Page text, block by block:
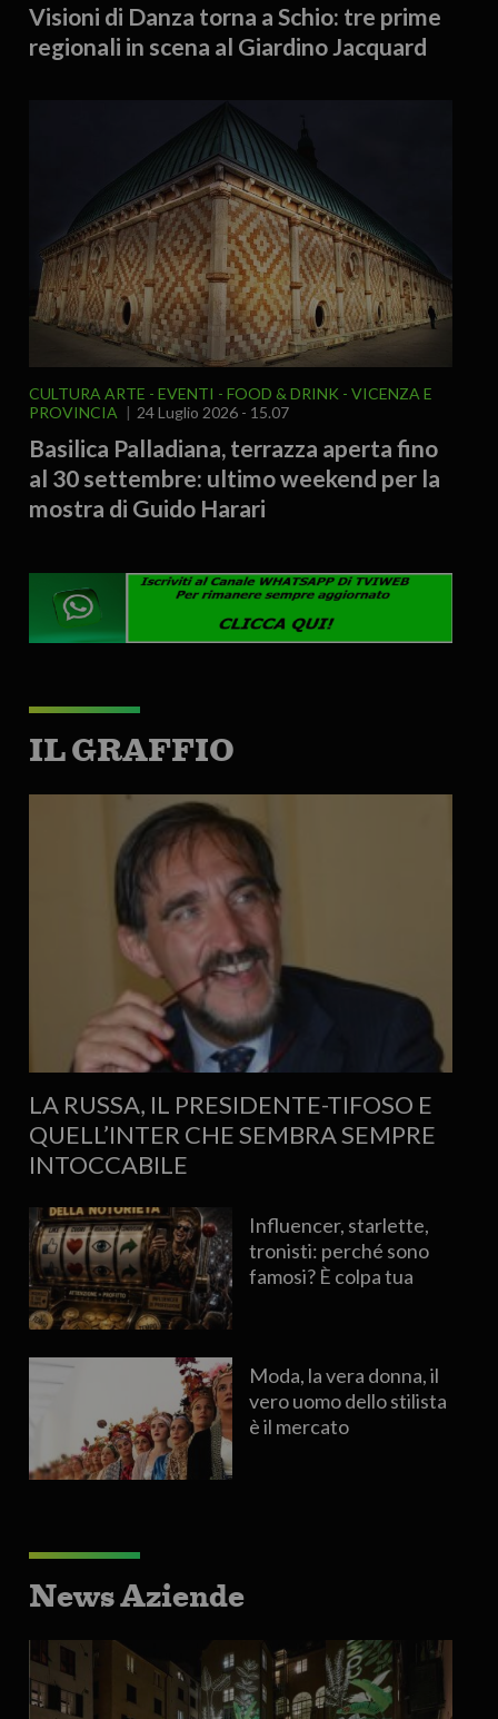
Visioni di Danza torna a Schio: tre prime
regionali in scena al Giardino Jacquard
CULTURA ARTE EVENTI FOOD & DRINK
VICENZA E
PROVINCIA
24 Luglio 2026 - 15.07
Basilica Palladiana, terrazza aperta fino
al 30 settembre: ultimo weekend per la
mostra di Guido Harari
IL GRAFFIO
LA RUSSA, IL PRESIDENTE-TIFOSO E
QUELL’INTER CHE SEMBRA SEMPRE
INTOCCABILE
Influencer, starlette,
tronisti: perché sono
famosi? È colpa tua
Moda, la vera donna, il
vero uomo dello stilista
è il mercato
News Aziende